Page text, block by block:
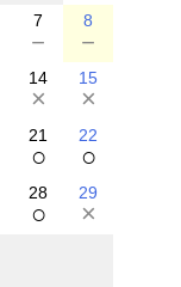
7
－
8
－
14
×
15
×
21
○
22
○
28
○
29
×